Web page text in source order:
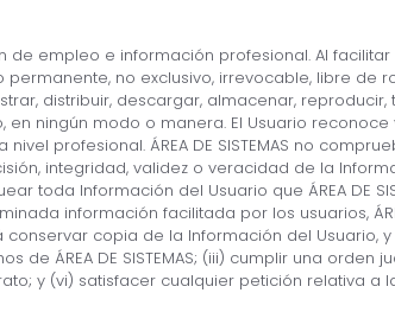
empleo e información profesional. Al
permanente, no exclusivo, irrevocable, libre
distribuir, descargar, almacenar,
ningún modo o manera. El Usuario reconoce
profesional. ÁREA DE SISTEMAS no
integridad, validez o veracidad de la
toda Información del Usuario que ÁREA DE
información facilitada por los usuarios,
conservar copia de la Información del
de ÁREA DE SISTEMAS; (iii) cumplir una
y (vi) satisfacer cualquier petición relativa